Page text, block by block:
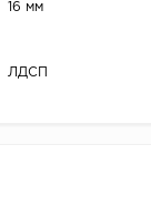
16 мм
ЛДСП